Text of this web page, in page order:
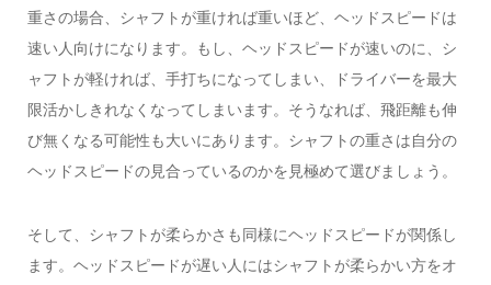
重さの場合、シャフトが重ければ重いほど、ヘッドスピードは
速い人向けになります。もし、ヘッドスピードが速いのに、シ
ャフトが軽ければ、手打ちになってしまい、ドライバーを最大
限活かしきれなくなってしまいます。そうなれば、飛距離も伸
び無くなる可能性も大いにあります。シャフトの重さは自分の
ヘッドスピードの見合っているのかを見極めて選びましょう。
そして、シャフトが柔らかさも同様にヘッドスピードが関係し
ます。ヘッドスピードが遅い人にはシャフトが柔らかい方をオ